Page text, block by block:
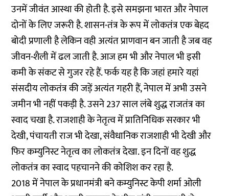
उनमें जीवंत आस्था की होती है. इसे समझना भारत और नेपाल
दोनों के लिए जरूरी है. शासन-तंत्र के रूप में लोकतंत्र एक बेहद
बोदी प्रणाली है लेकिन वही अत्यंत प्राणवान बन जाती है जब वह
जीवन-शैली में ढल जाती है. आज हम भी और नेपाल भी इसी
कमी के संकट से गुजर रहे हैं. फर्क यह है कि जहां हमारे यहां
संसदीय लोकतंत्र की जड़ें अत्यंत गहरी हैं, नेपाल में अभी उसने
जमीन भी नहीं पकड़ी है. उसने 237 साल लंबे शुद्ध राजतंत्र का
स्वाद चखा है. राजशाही के नेतृत्व में प्रातिनिधिक सरकार भी
देखी, पंचायती राज भी देखा, संवैधानिक राजशाही भी देखी और
फिर कम्युनिस्ट नेतृत्व का लोकतंत्र देखा. इन दिनों वह शुद्ध
लोकतंत्र का स्वाद पहचानने की कोशिश कर रहा है.
2018 में नेपाल के प्रधानमंत्री बने कम्युनिस्ट केपी शर्मा ओली